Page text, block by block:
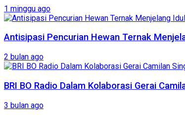
1 minggu ago
Antisipasi Pencurian Hewan Ternak
2 bulan ago
BRI BO Radio Dalam Kolaborasi Gerai
3 bulan ago